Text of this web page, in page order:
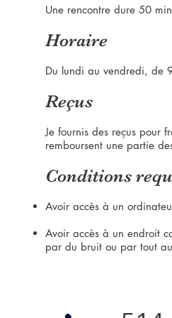
Une rencontre dure 50
Horaire
Du lundi au vendredi, de
Reçus
Je fournis des reçus pour
remboursent une partie
Conditions
Avoir accès à un
Avoir accès à un endroit
par du bruit ou par tout